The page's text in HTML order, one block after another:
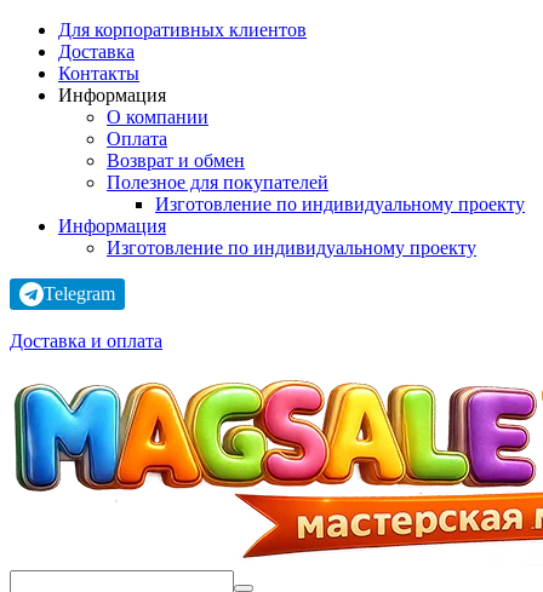
Для корпоративных клиентов
Доставка
Контакты
Информация
О компании
Оплата
Возврат и обмен
Полезное для покупателей
Изготовление по индивидуальному проекту
Информация
Изготовление по индивидуальному проекту
Telegram
Доставка и оплата